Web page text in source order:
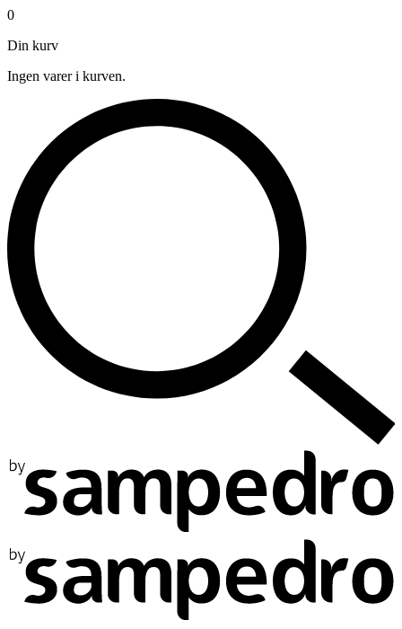
0
Din kurv
Ingen varer i kurven.